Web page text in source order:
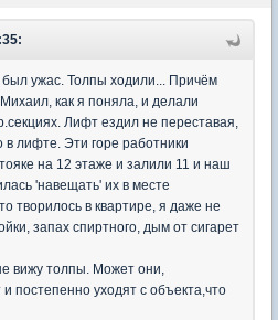
был ужас. Толпы ходили... Причём
как я поняла, и делали
Лифт ездил не переставая,
лифте. Эти горе работники
на 12 этаже и залили 11 и наш
'навещать' их в месте
творилось в квартире, я даже не
запах спиртного, дым от сигарет
вижу толпы. Может они,
постепенно уходят с объекта,что